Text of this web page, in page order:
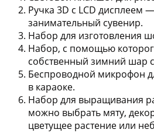
Ручка 3D с LCD дисплеем —
занимательный сувенир.
Набор для изготовления
Набор, с помощью
собственный зимний шар
Беспроводной микрофон
в караоке.
Набор для выращивания
можно выбрать мяту,
цветущее растение или